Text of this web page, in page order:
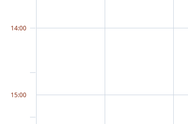
14:00
15:00